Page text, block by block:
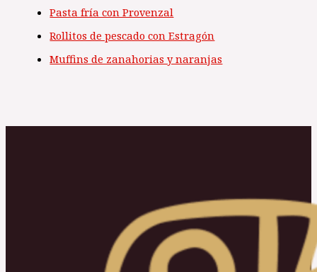
Pasta fría con Provenzal
Rollitos de pescado con Estragón
Muffins de zanahorias y naranjas